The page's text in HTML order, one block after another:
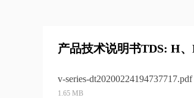
产品技术说明书TDS: H
v-series-dt20200224194737717.pdf
1.65 MB